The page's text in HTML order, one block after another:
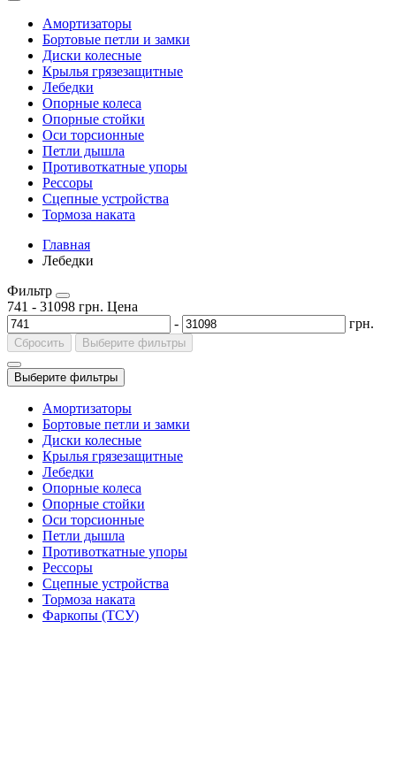
Амортизаторы
Бортовые петли и замки
Диски колесные
Крылья грязезащитные
Лебедки
Опорные колеса
Опорные стойки
Оси торсионные
Петли дышла
Противоткатные упоры
Рессоры
Сцепные устройства
Тормоза наката
Главная
Лебедки
Фильтр
741 - 31098 грн. Цена
-
грн.
Сбросить Выберите фильтры
Выберите фильтры
Амортизаторы
Бортовые петли и замки
Диски колесные
Крылья грязезащитные
Лебедки
Опорные колеса
Опорные стойки
Оси торсионные
Петли дышла
Противоткатные упоры
Рессоры
Сцепные устройства
Тормоза наката
Фаркопы (ТСУ)